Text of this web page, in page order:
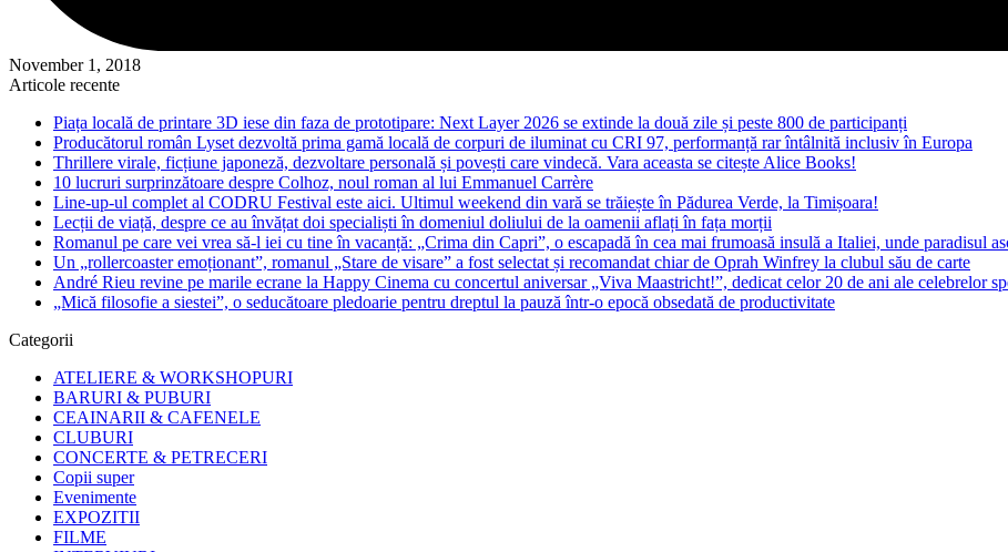
November 1, 2018
Articole recente
Piața locală de printare 3D iese din faza de prototipare: Next Layer 2026 se extinde la două zile și peste 800 de participanți
Producătorul român Lyset dezvoltă prima gamă locală de corpuri de iluminat cu CRI 97, performanță rar întâlnită inclusiv în Europa
Thrillere virale, ficțiune japoneză, dezvoltare personală și povești care vindecă. Vara aceasta se citește Alice Books!
10 lucruri surprinzătoare despre Colhoz, noul roman al lui Emmanuel Carrère
Line-up-ul complet al CODRU Festival este aici. Ultimul weekend din vară se trăiește în Pădurea Verde, la Timișoara!
Lecții de viață, despre ce au învățat doi specialiști în domeniul doliului de la oamenii aflați în fața morții
Romanul pe care vei vrea să-l iei cu tine în vacanță: „Crima din Capri”, o escapadă în cea mai frumoasă insulă a Italiei, unde paradisul
Un „rollercoaster emoționant”, romanul „Stare de visare” a fost selectat și recomandat chiar de Oprah Winfrey la clubul său de carte
André Rieu revine pe marile ecrane la Happy Cinema cu concertul aniversar „Viva Maastricht!”, dedicat celor 20 de ani ale celebrelor
„Mică filosofie a siestei”, o seducătoare pledoarie pentru dreptul la pauză într-o epocă obsedată de productivitate
Categorii
ATELIERE & WORKSHOPURI
BARURI & PUBURI
CEAINARII & CAFENELE
CLUBURI
CONCERTE & PETRECERI
Copii super
Evenimente
EXPOZITII
FILME